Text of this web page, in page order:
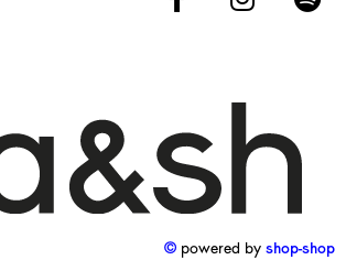
powered by shop-shop ©️